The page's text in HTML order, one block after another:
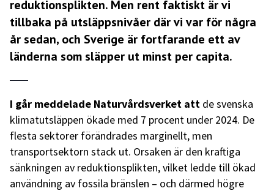
reduktionsplikten. Men rent faktiskt är vi
tillbaka på utsläppsnivåer där vi var för några
år sedan, och Sverige är fortfarande ett av
länderna som släpper ut minst per capita.
I går meddelade Naturvårdsverket att de svenska
klimatutsläppen ökade med 7 procent under 2024. De
flesta sektorer förändrades marginellt, men
transportsektorn stack ut. Orsaken är den kraftiga
sänkningen av reduktionsplikten, vilket ledde till ökad
användning av fossila bränslen – och därmed högre